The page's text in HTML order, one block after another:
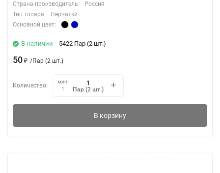
Страна-производитель:
Россия
Тип товара:
Перчатки
Основной цвет:
В наличии - 5422 Пар (2 шт.)
50 ₽ /Пар (2 шт.)
Количество:
мин.
1
Пар (2 шт.)
В корзину